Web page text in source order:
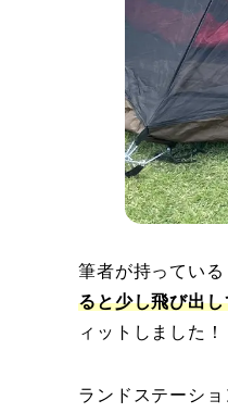
筆者が持ってい
ると少し飛び出
ィットしました！
ランドステーシ